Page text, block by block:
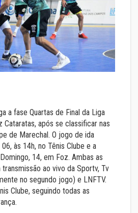
a fase Quartas de Final da Liga
Cataratas, após se classificar nas
de Marechal. O jogo de ida
às 14h, no Tênis Clube e a
14, em Foz. Ambas as
ao vivo da Sportv, Tv
no segundo jogo) e LNFTV.
Clube, seguindo todas as